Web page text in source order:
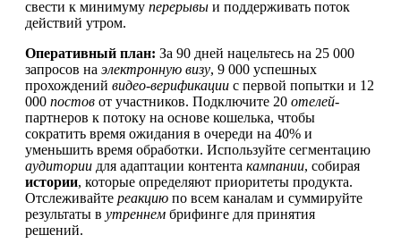
свести к минимуму перерывы и поддерживать поток
действий утром.
Оперативный план: За 90 дней нацельтесь на 25 000
запросов на электронную визу, 9 000 успешных
прохождений видео-верификации с первой попытки и 12
000 постов от участников. Подключите 20 отелей-
партнеров к потоку на основе кошелька, чтобы
сократить время ожидания в очереди на 40% и
уменьшить время обработки. Используйте сегментацию
аудитории для адаптации контента кампании, собирая
истории, которые определяют приоритеты продукта.
Отслеживайте реакцию по всем каналам и суммируйте
результаты в утреннем брифинге для принятия
решений.